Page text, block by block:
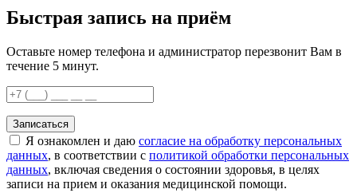
Быстрая запись на приём
Оставьте номер телефона и администратор перезвонит Вам в
течение 5 минут.
Записаться
Я ознакомлен и даю согласие на обработку персональных
данных, в соответствии с политикой обработки персональных
данных, включая сведения о состоянии здоровья, в целях
записи на прием и оказания медицинской помощи.